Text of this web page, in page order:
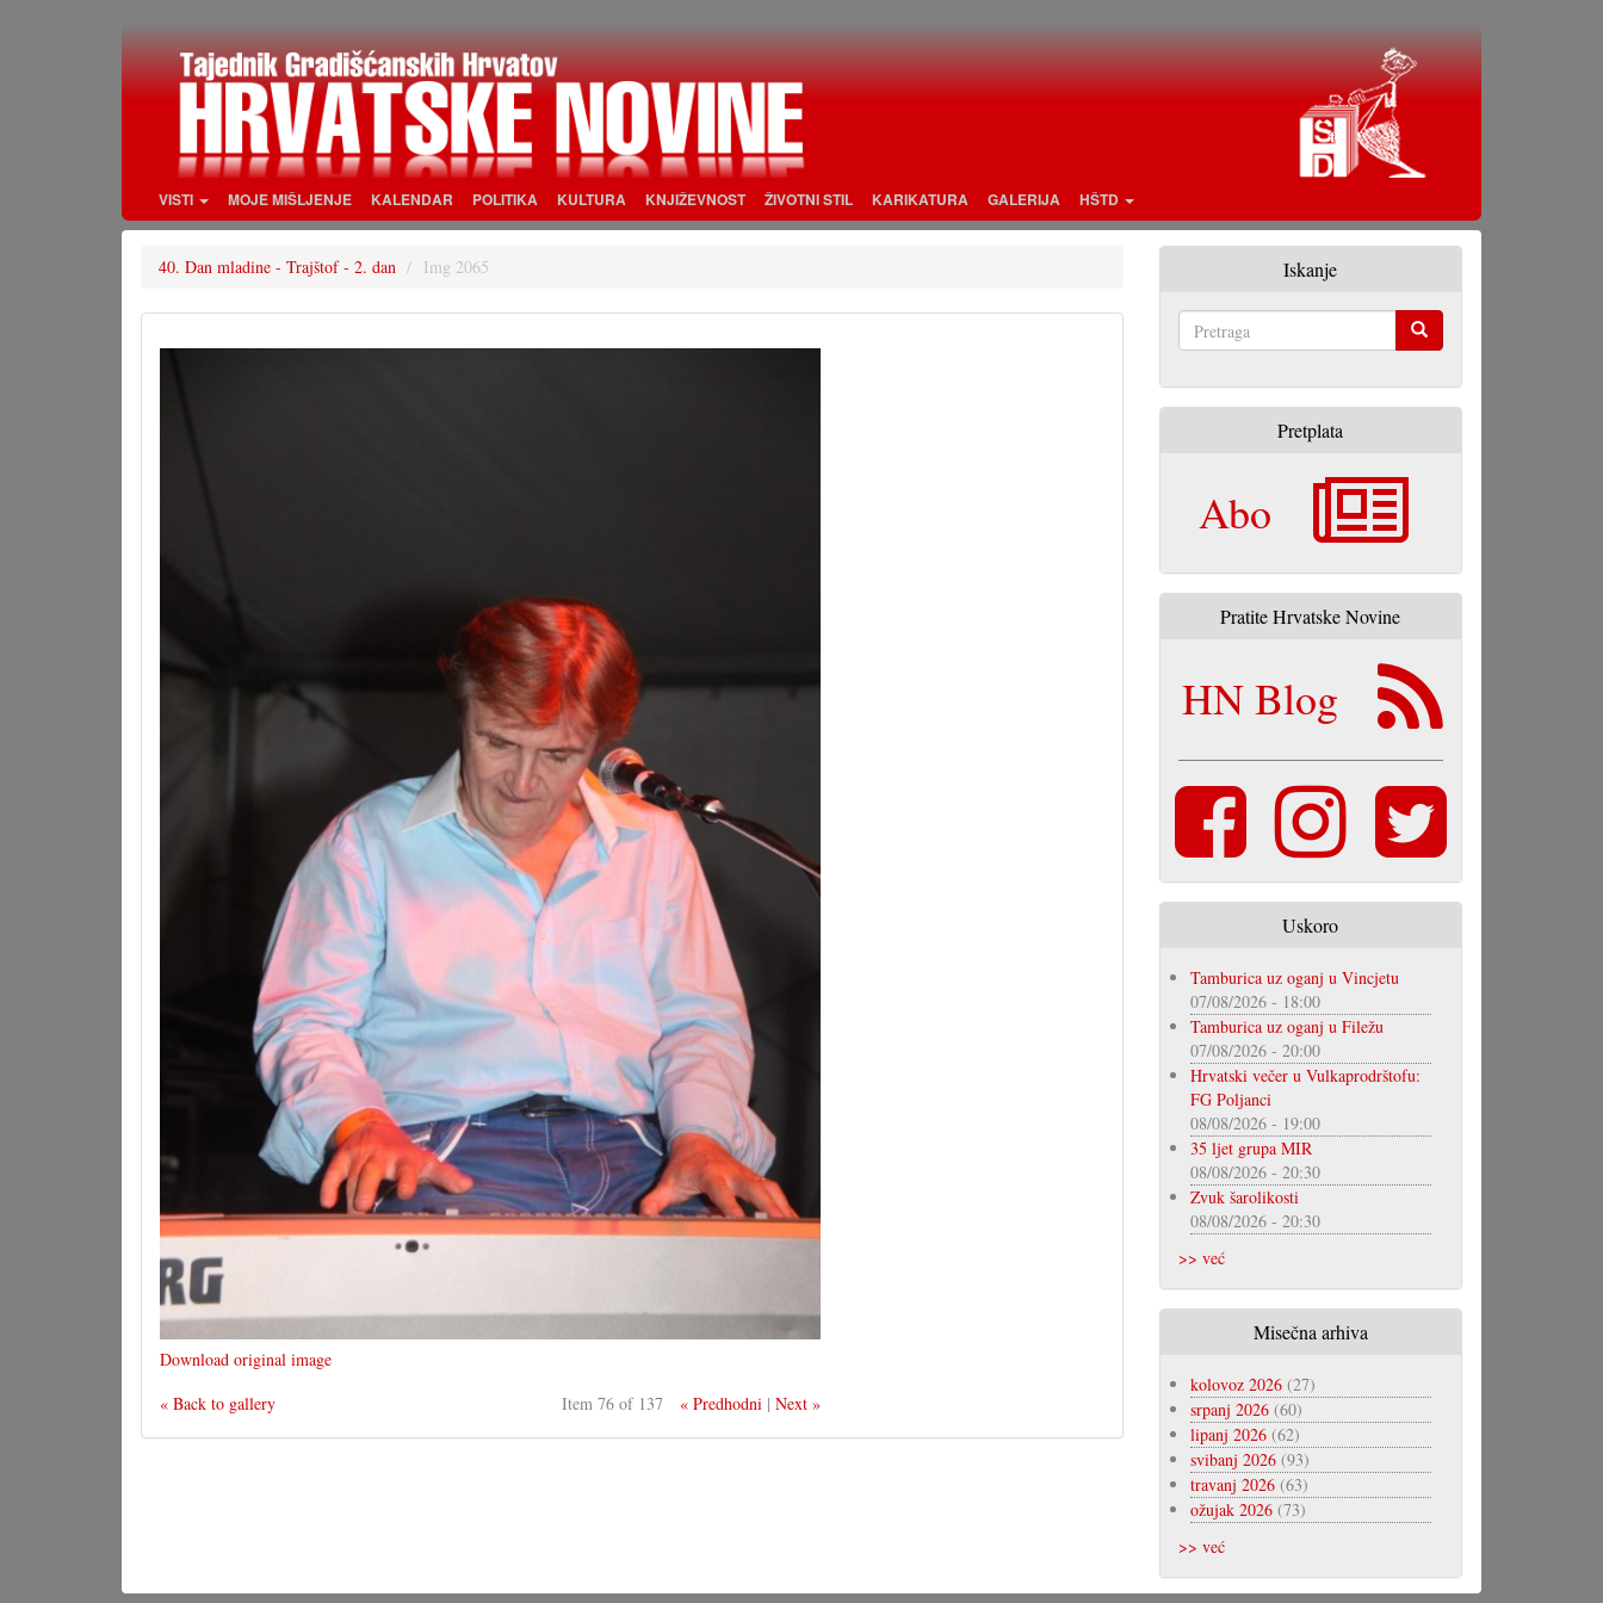
VISTI MOJE MIŠLJENJE KALENDAR POLITIKA KULTURA KNJIŽEVNOST ŽIVOTNI STIL KARIKATURA GALERIJA HŠTD
40. Dan mladine - Trajštof - 2. dan Img 2065
Download original image
« Back to gallery
Item 76 of 137 « Predhodni |Next »
Iskanje
Pretplata
Abo
Pratite Hrvatske Novine
HN Blog
Uskoro
Tamburica uz oganj u Vincjetu
07/08/2026 - 18:00
Tamburica uz oganj u Filežu
07/08/2026 - 20:00
Hrvatski večer u Vulkaprodrštofu:
FG Poljanci
08/08/2026 - 19:00
35 ljet grupa MIR
08/08/2026 - 20:30
Zvuk šarolikosti
08/08/2026 - 20:30
>> već
Misečna arhiva
kolovoz 2026(27)
srpanj 2026(60)
lipanj 2026(62)
svibanj 2026(93)
travanj 2026(63)
ožujak 2026(73)
>> već